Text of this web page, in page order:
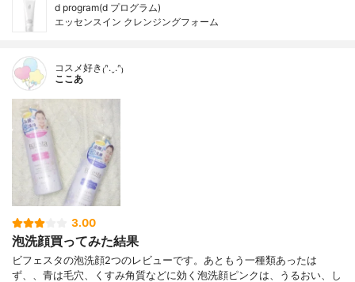
d program(d プログラム)
エッセンスイン クレンジングフォーム
コスメ好き₍ᐢ.ˬ.ᐢ₎
ここあ
3.00
泡洗顔買ってみた結果
ビフェスタの泡洗顔2つのレビューです。あともう一種類あったは
ず、、青は毛穴、くすみ角質などに効く泡洗顔ピンクは、うるおい、し